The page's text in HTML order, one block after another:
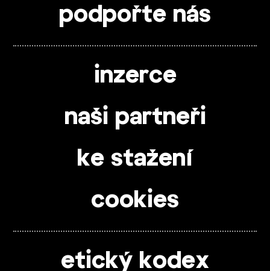
podpořte nás
inzerce
naši partneři
ke stažení
cookies
etický kodex